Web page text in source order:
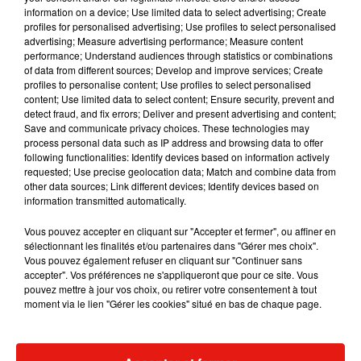
Musique
7 août 2026
Julien Lieb s’essaye à la vie de chatelain
dans son nouveau clip
7 août 2026
Madonna sort enfin le remix de « Love
Sensation » avec Kylie Minogue
information on a device; Use limited data to select advertising; Create
profiles for personalised advertising; Use profiles to select personalised
advertising; Measure advertising performance; Measure content
performance; Understand audiences through statistics or combinations
of data from different sources; Develop and improve services; Create
profiles to personalise content; Use profiles to select personalised
content; Use limited data to select content; Ensure security, prevent and
detect fraud, and fix errors; Deliver and present advertising and content;
Save and communicate privacy choices. These technologies may
process personal data such as IP address and browsing data to offer
following functionalities: Identify devices based on information actively
requested; Use precise geolocation data; Match and combine data from
other data sources; Link different devices; Identify devices based on
information transmitted automatically.
Vous pouvez accepter en cliquant sur "Accepter et fermer", ou affiner en
sélectionnant les finalités et/ou partenaires dans "Gérer mes choix".
Vous pouvez également refuser en cliquant sur "Continuer sans
accepter". Vos préférences ne s'appliqueront que pour ce site. Vous
pouvez mettre à jour vos choix, ou retirer votre consentement à tout
moment via le lien "Gérer les cookies" situé en bas de chaque page.